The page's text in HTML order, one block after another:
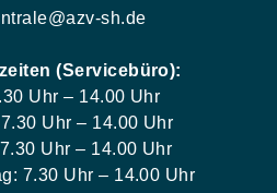
sh.de
(Servicebüro):
Uhr – 14.00 Uhr
Uhr – 14.00 Uhr
Uhr – 14.00 Uhr
7.30 Uhr – 14.00 Uhr